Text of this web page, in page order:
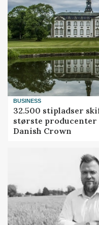
BUSINESS
32.500 stipladser
største
Danish Crown